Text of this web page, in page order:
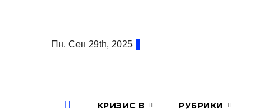
содержаниюПн. Сен 29th, 2025
КРИЗИС В РУБРИКИ